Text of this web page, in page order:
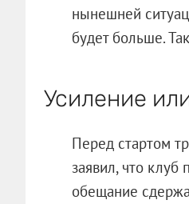
нынешней
будет больше.
Усиление
Перед стартом
заявил, что
обещание